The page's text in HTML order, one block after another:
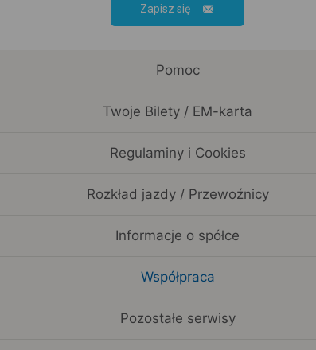
Zapisz się
Pomoc
Twoje Bilety / EM-karta
Regulaminy i Cookies
Rozkład jazdy / Przewoźnicy
Informacje o spółce
Współpraca
Pozostałe serwisy